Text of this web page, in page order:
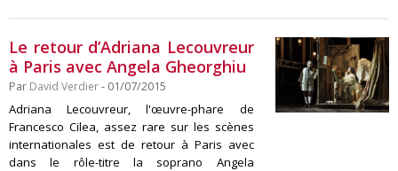
Le retour d’Adriana Lecouvreur
à Paris avec Angela Gheorghiu
Par David Verdier- 01/07/2015
Adriana Lecouvreur, l'œuvre-phare de
Francesco Cilea, assez rare sur les scènes
internationales est de retour à Paris avec
dans le rôle-titre la soprano Angela